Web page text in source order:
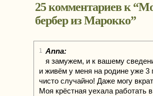
25 комментариев к “
бербер из Марокко”
1 Anna:
я замужем, и к вашему
и живём у меня на родине уже 3
чисто случайно! Даже могу
Моя крёстная уехала работать